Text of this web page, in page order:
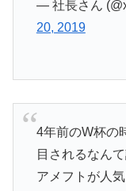
— 社長さん
20, 2019
4年前のW杯の
目されるなん
アメフトが人